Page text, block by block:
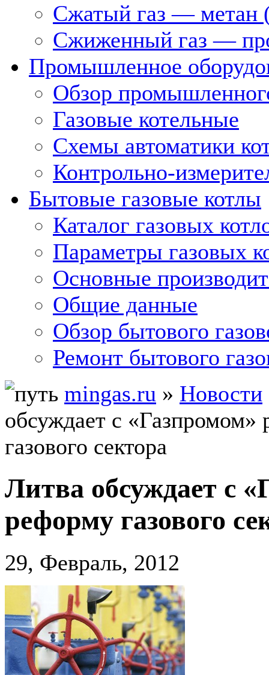
Сжатый газ — метан
Сжиженный газ —
Промышленное
Обзор
Газовые котельные
Схемы автоматики
Контрольно-
Бытовые газовые котлы
Каталог газовых
Параметры газовых
Основные
Общие данные
Обзор бытового
Ремонт бытового
mingas.ru » Новости
обсуждает с «Газпромом»
газового сектора
Литва обсуждает с
реформу газового
29, Февраль, 2012